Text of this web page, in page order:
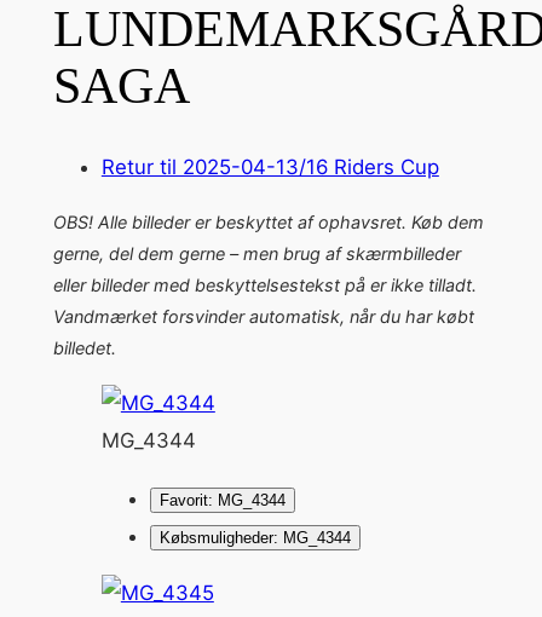
SAGA
Retur til 2025-04-13/16 Riders Cup
OBS! Alle billeder er beskyttet af ophavsret. Køb dem
gerne, del dem gerne – men brug af skærmbilleder
eller billeder med beskyttelsestekst på er ikke tilladt.
Vandmærket forsvinder automatisk, når du har købt
billedet.
MG_4344
Favorit: MG_4344
Købsmuligheder: MG_4344